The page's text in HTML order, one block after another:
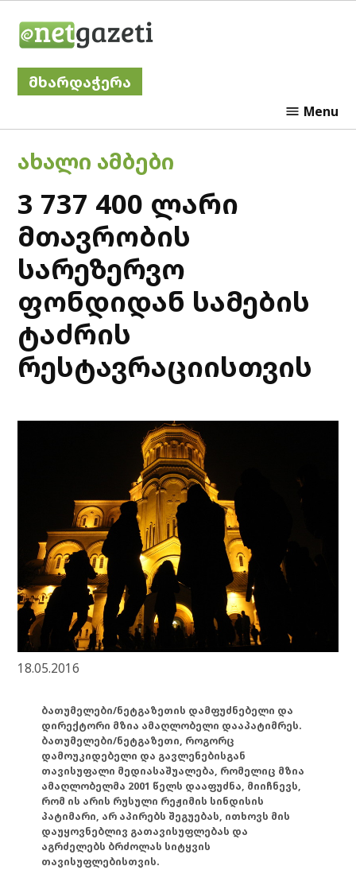
მხარდაჭერა
Menu
POSTED
ᲐᲮᲐᲚᲘ ᲐᲛᲑᲔᲑᲘ
3 737 400 ლარი
მთავრობის
სარეზერვო
ფონდიდან სამების
ტაძრის
რესტავრაციისთვის
18.05.2016
ბათუმელები/ნეტგაზეთის დამფუძნებელი და
დირექტორი მზია ამაღლობელი დააპატიმრეს.
ბათუმელები/ნეტგაზეთი, როგორც
დამოუკიდებელი და გავლენებისგან
თავისუფალი მედიასაშუალება, რომელიც მზია
ამაღლობელმა 2001 წელს დააფუძნა, მიიჩნევს,
რომ ის არის რუსული რეჟიმის სინდისის
პატიმარი, არ აპირებს შეგუებას, ითხოვს მის
დაუყოვნებლივ გათავისუფლებას და
აგრძელებს ბრძოლას სიტყვის
თავისუფლებისთვის.